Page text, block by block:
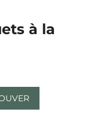
à la